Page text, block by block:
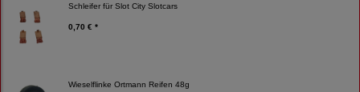
Schleifer für Slot City Slotcars
0,70 € *
Wieselflinke Ortmann Reifen 48g